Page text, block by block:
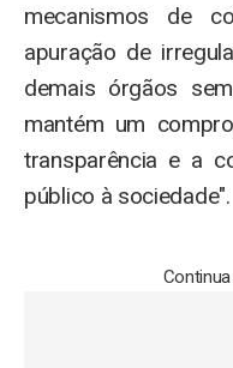
mecanismos de
apuração de
demais órgãos
mantém um
transparência e a
público à sociedade".